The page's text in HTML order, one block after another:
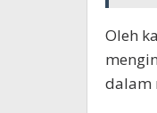
Oleh
dalam